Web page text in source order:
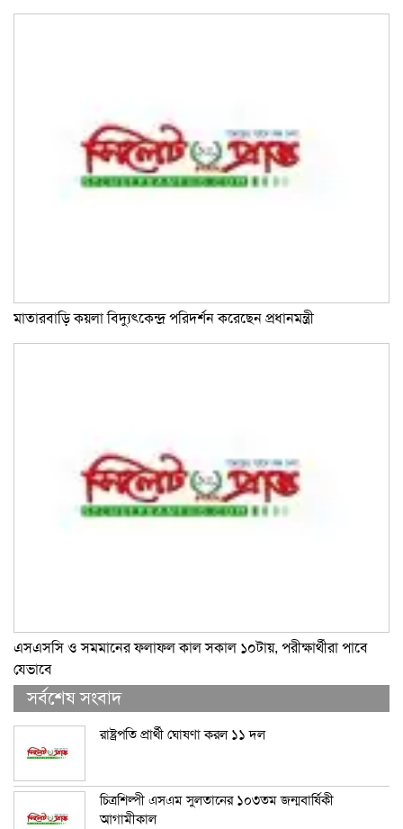
মাতারবাড়ি কয়লা বিদ্যুৎকেন্দ্র পরিদর্শন করেছেন প্রধানমন্ত্রী
এসএসসি ও সমমানের ফলাফল কাল সকাল ১০টায়, পরীক্ষার্থীরা পাবে
যেভাবে
সর্বশেষ সংবাদ
রাষ্ট্রপতি প্রার্থী ঘোষণা করল ১১ দল
চিত্রশিল্পী এসএম সুলতানের ১০৩তম জন্মবার্ষিকী
আগামীকাল